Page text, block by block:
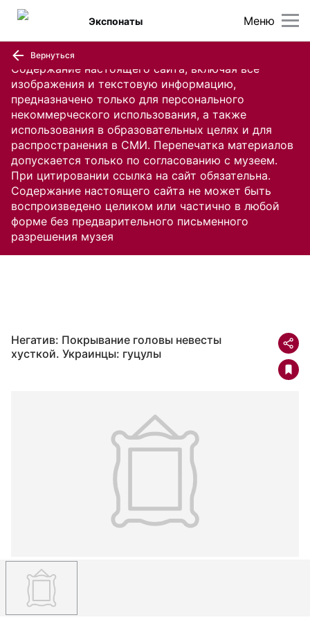
Содержание настоящего сайта, включая все
изображения и текстовую информацию,
предназначено только для персонального
некоммерческого использования, а также
использования в образовательных целях и для
распространения в СМИ. Перепечатка материалов
допускается только по согласованию с музеем.
При цитировании ссылка на сайт обязательна.
Содержание настоящего сайта не может быть
воспроизведено целиком или частично в любой
форме без предварительного письменного
разрешения музея
Меню
Экспонаты
Вернуться
Негатив: Покрывание головы невесты
хусткой. Украинцы: гуцулы